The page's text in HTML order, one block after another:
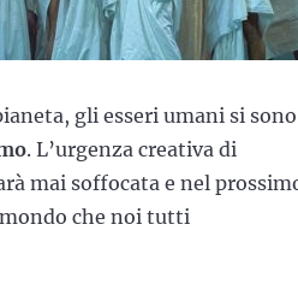
gli esseri umani si sono
. L’urgenza creativa di
mai soffocata e nel
che noi tutti